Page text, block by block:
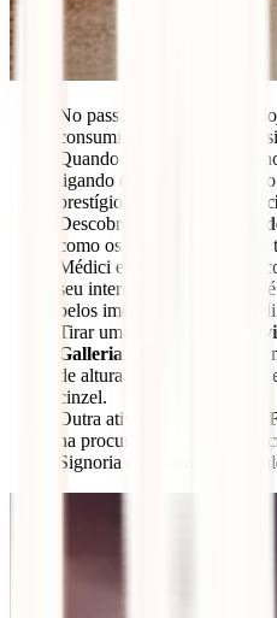
No passado, todas aquelas
consumismo estão em
Quando o corredor
ligando o Palácio Pitti com
prestígio à ponte e
o
Descobre
o maior edifício
como os Uffizi, este palácio
Médici e algumas das suas
seu interior. Este complexo
pelos imensos jardins
Tirar uma fotografia do
Galleria dell’Academia
.
de altura é que o artista só
cinzel.
Outra atividade
a fazer em
na procura de réplicas da
Signoria e o outro na